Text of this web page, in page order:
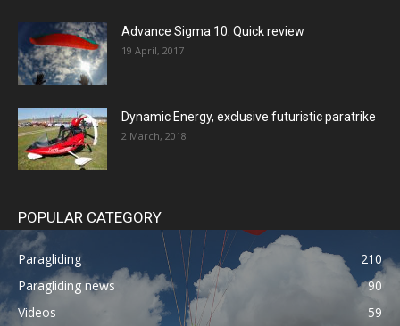
Advance Sigma 10: Quick review
19 April, 2017
Dynamic Energy, exclusive futuristic paratrike
2 March, 2018
POPULAR CATEGORY
Paragliding
210
Paragliding news
90
Videos
59